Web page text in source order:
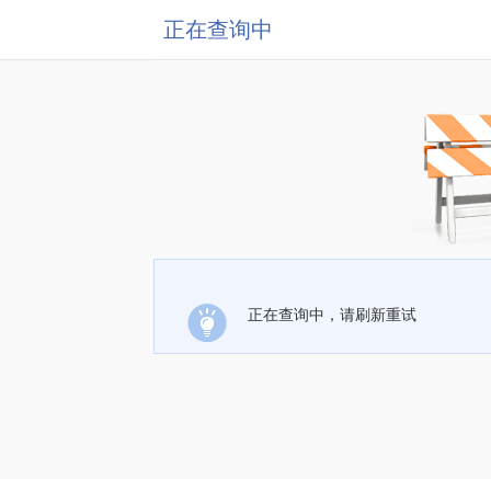
正在查询中
正在查询中，请刷新重试